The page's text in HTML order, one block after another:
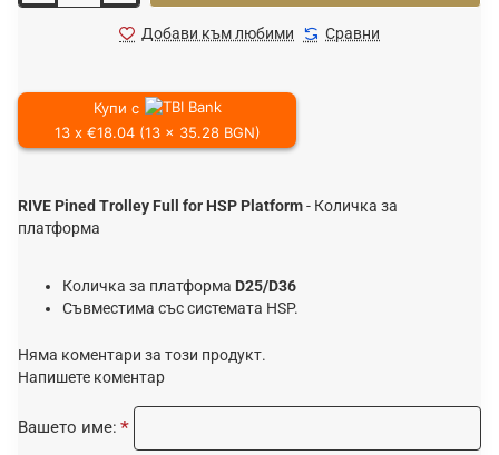
Добави към любими Сравни
Купи с
13 x €18.04 (13 x 35.28 BGN)
RIVE Pined Trolley Full for HSP Platform- Количка за
платформа
Количка за платформа D25/D36
Съвместима със системата HSP.
Няма коментари за този продукт.
Напишете коментар
Вашето име: